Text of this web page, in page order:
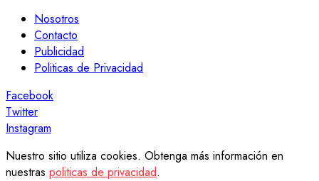
Nosotros
Contacto
Publicidad
Politicas de Privacidad
Facebook
Twitter
Instagram
Nuestro sitio utiliza cookies. Obtenga más información en
nuestras politicas de privacidad.